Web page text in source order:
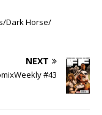
Dark Horse/
NEXT
#43